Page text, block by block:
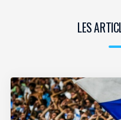
LES